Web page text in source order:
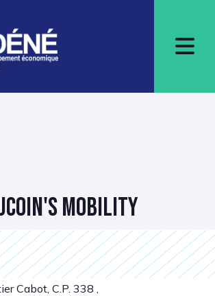
MOBILITY
Cabot, C.P. 338 ,